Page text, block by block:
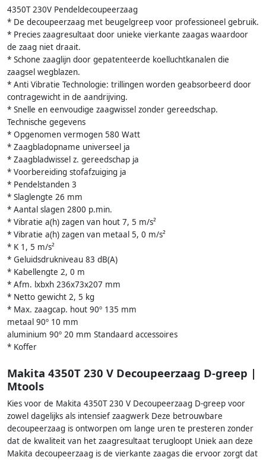
4350T 230V Pendeldecoupeerzaag
* De decoupeerzaag met beugelgreep voor professioneel gebruik.
* Precies zaagresultaat door unieke vierkante zaagas waardoor
de zaag niet draait.
* Schone zaaglijn door gepatenteerde koelluchtkanalen die
zaagsel wegblazen.
* Anti Vibratie Technologie: trillingen worden geabsorbeerd door
contragewicht in de aandrijving.
* Snelle en eenvoudige zaagwissel zonder gereedschap.
Technische gegevens
* Opgenomen vermogen 580 Watt
* Zaagbladopname universeel ja
* Zaagbladwissel z. gereedschap ja
* Voorbereiding stofafzuiging ja
* Pendelstanden 3
* Slaglengte 26 mm
* Aantal slagen 2800 p.min.
* Vibratie a(h) zagen van hout 7, 5 m/s²
* Vibratie a(h) zagen van metaal 5, 0 m/s²
* K 1, 5 m/s²
* Geluidsdrukniveau 83 dB(A)
* Kabellengte 2, 0 m
* Afm. lxbxh 236x73x207 mm
* Netto gewicht 2, 5 kg
* Max. zaagcap. hout 90º 135 mm
metaal 90º 10 mm
aluminium 90º 20 mm Standaard accessoires
* Koffer
Makita 4350T 230 V Decoupeerzaag D-greep |
Mtools
Kies voor de Makita 4350T 230 V Decoupeerzaag D-greep voor
zowel dagelijks als intensief zaagwerk Deze betrouwbare
decoupeerzaag is ontworpen om lange uren te presteren zonder
dat de kwaliteit van het zaagresultaat terugloopt Uniek aan deze
Makita decoupeerzaag is de vierkante zaagas die ervoor zorgt dat